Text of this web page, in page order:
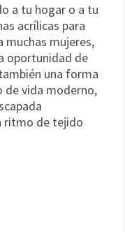
a tu hogar o a tu
acrílicas para
muchas mujeres,
oportunidad de
una forma
de vida moderno,
ritmo de tejido